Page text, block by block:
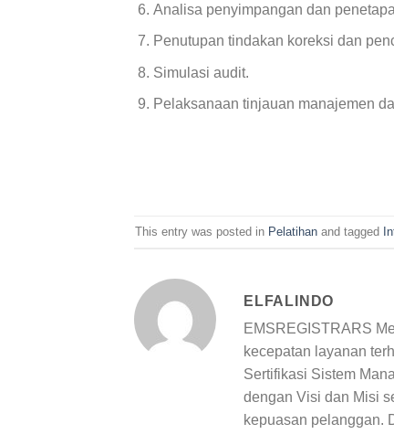
Analisa penyimpangan dan
Penutupan tindakan koreksi dan
Simulasi audit.
Pelaksanaan tinjauan manajemen
This entry was posted in Pelatihanand tagged
ELFALINDO
EMSREGISTRARS
kecepatan layanan
Sertifikasi Sistem
dengan Visi dan Misi
kepuasan pelanggan.